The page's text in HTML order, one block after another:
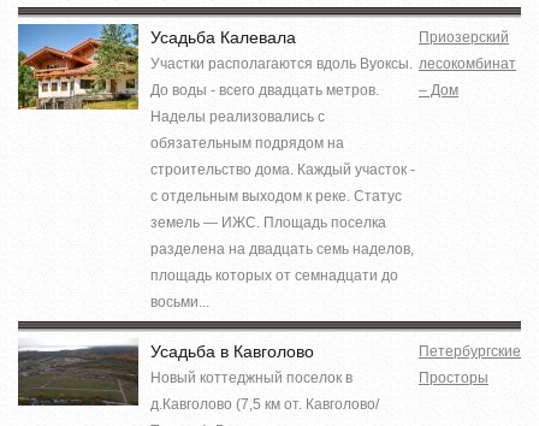
Усадьба Калевала
Участки располагаются вдоль Вуоксы.
До воды - всего двадцать метров.
Наделы реализовались с
обязательным подрядом на
строительство дома. Каждый участок -
с отдельным выходом к реке. Статус
земель — ИЖС. Площадь поселка
разделена на двадцать семь наделов,
площадь которых от семнадцати до
восьми...
Приозерский
лесокомбинат
– Дом
Усадьба в Кавголово
Новый коттеджный поселок в
д.Кавголово (7,5 км от. Кавголово/
Петербургские
Просторы